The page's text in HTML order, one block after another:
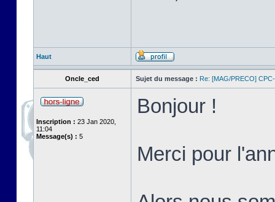
Haut
Oncle_ced Sujet du message : Re: [MAG/PRECO]
Inscription : 23 Jan 2020,
11:04
Message(s) : 5
Bonjour !
Merci pour